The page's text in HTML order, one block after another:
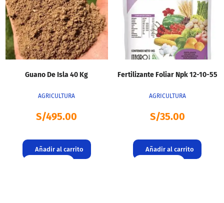
Guano De Isla 40 Kg
AGRICULTURA
S/495.00
Añadir al carrito
Fertilizante Foliar Npk 12-10-55
AGRICULTURA
S/35.00
Añadir al carrito